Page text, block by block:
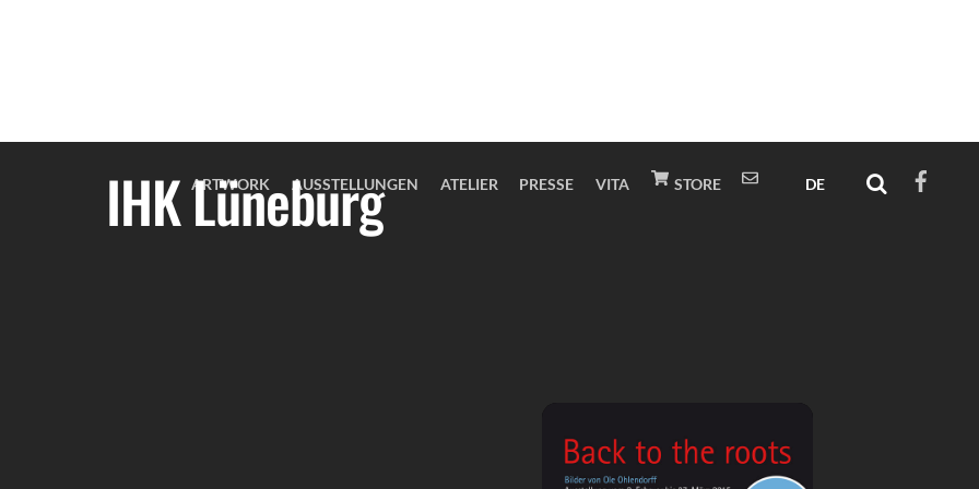
ARTWORK AUSSTELLUNGEN ATELIER PRESSE VITA STORE
IHK Lüneburg